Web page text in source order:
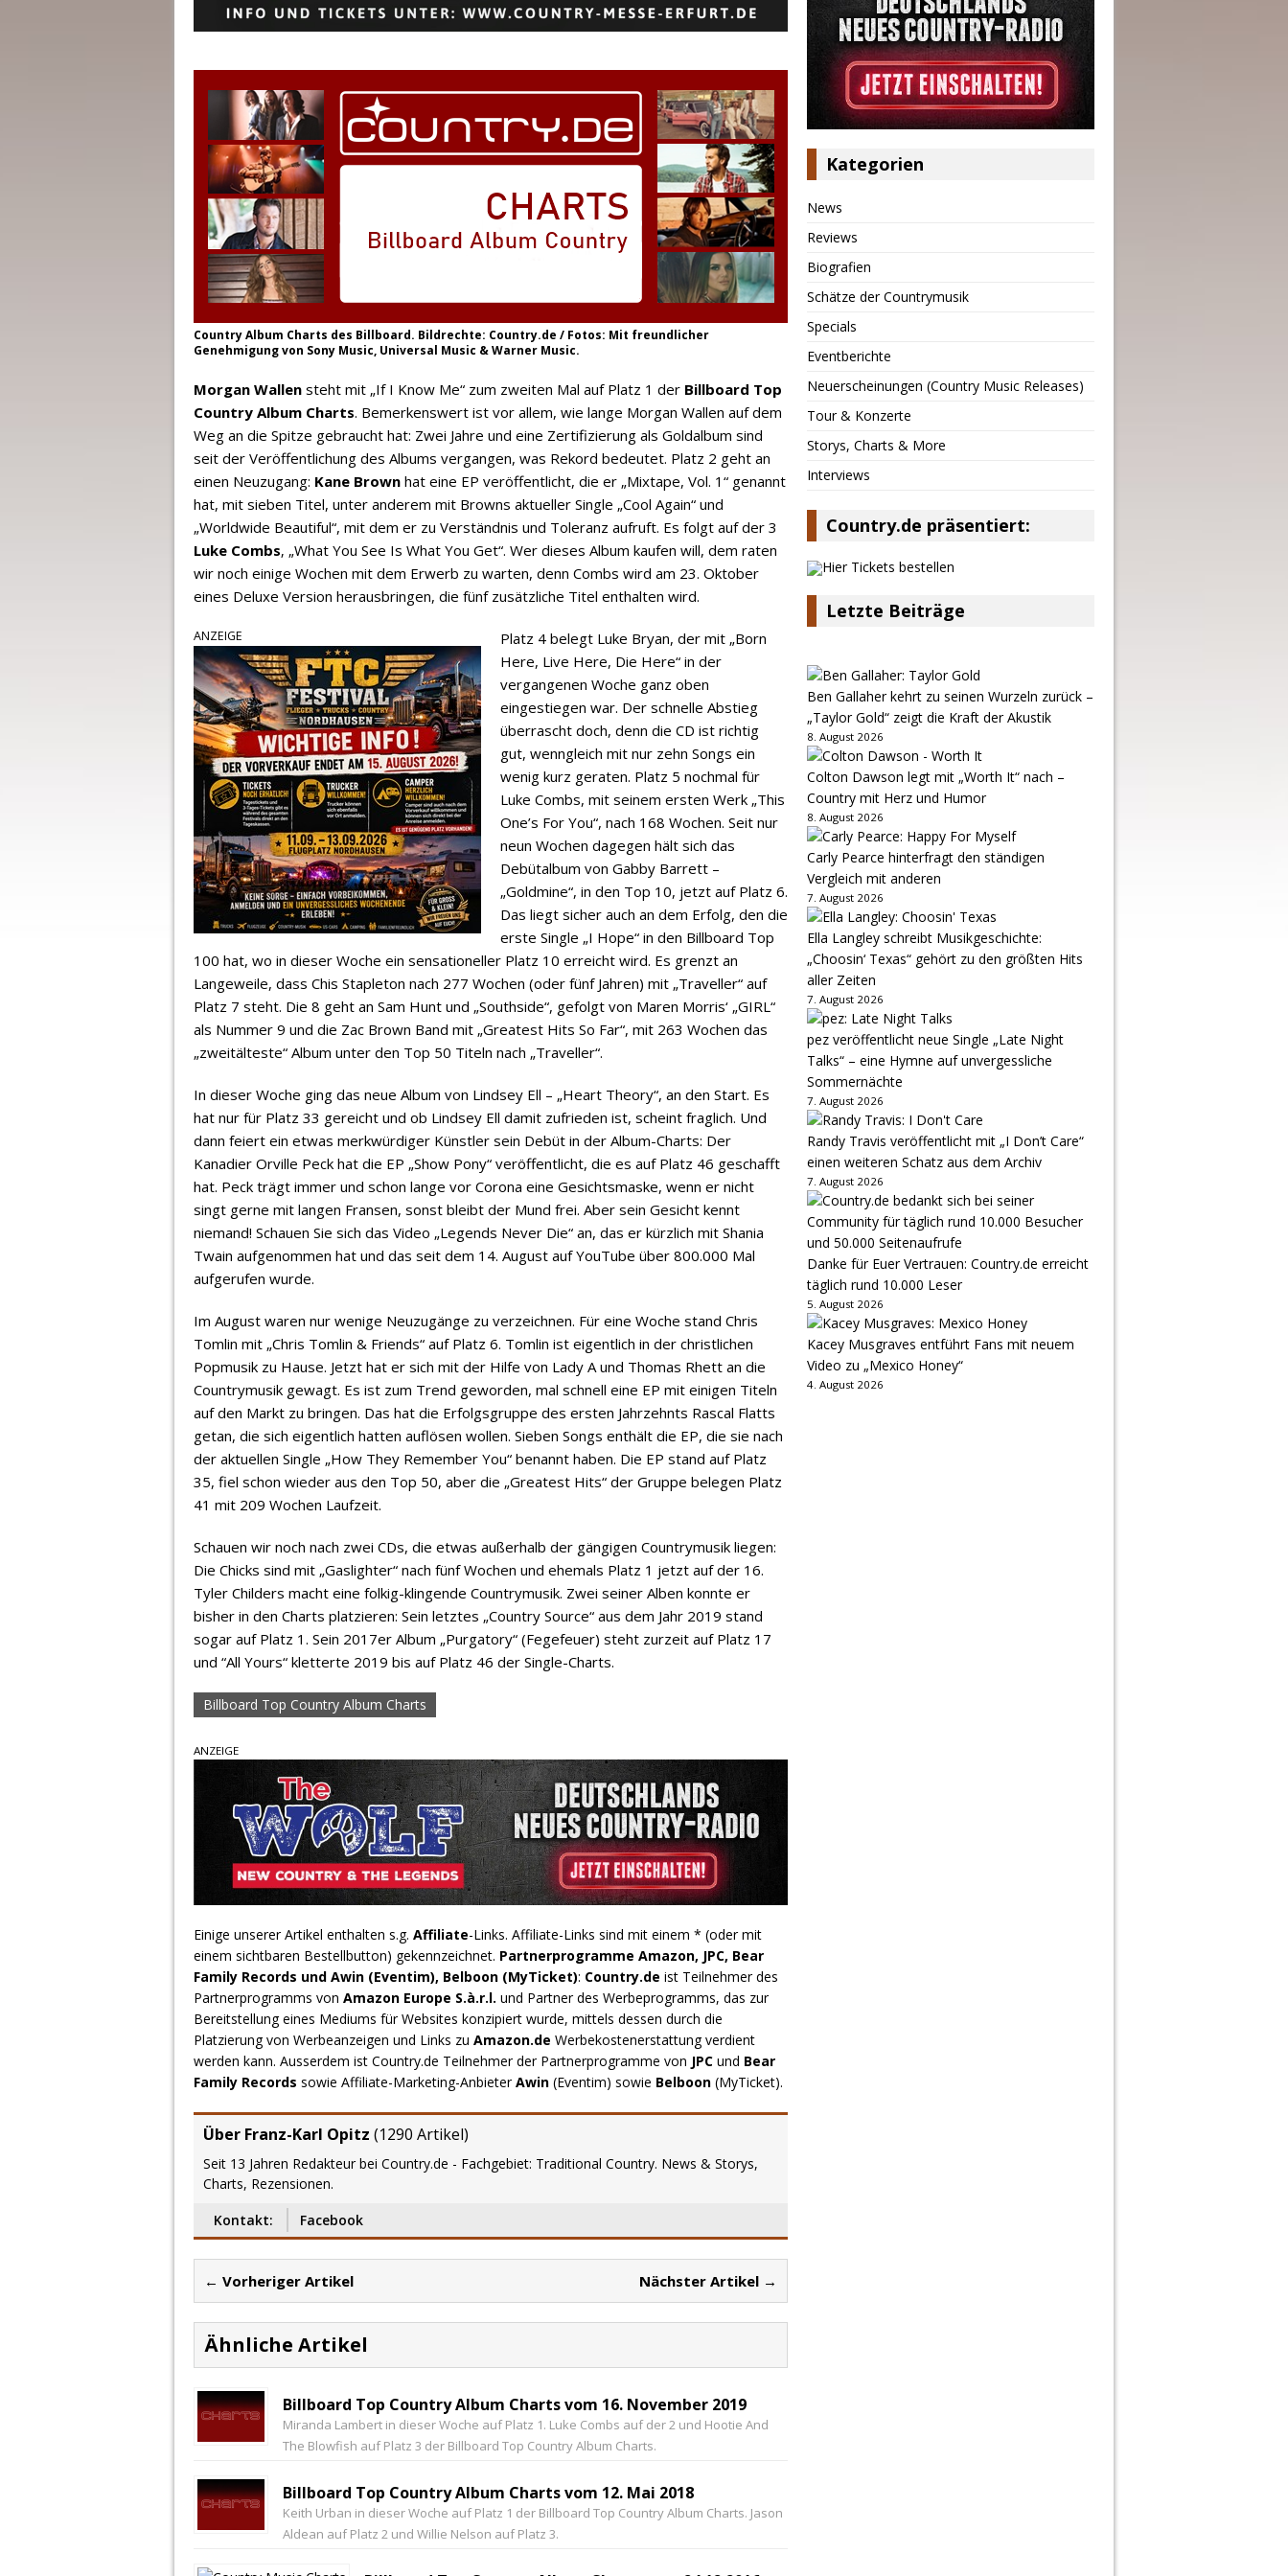
Country Album Charts des Billboard. Bildrechte: Country.de / Fotos: Mit freundlicher
Genehmigung von Sony Music, Universal Music & Warner Music.
Morgan Wallen steht mit „If I Know Me“ zum zweiten Mal auf Platz 1 der Billboard Top
Country Album Charts. Bemerkenswert ist vor allem, wie lange Morgan Wallen auf dem
Weg an die Spitze gebraucht hat: Zwei Jahre und eine Zertifizierung als Goldalbum sind
seit der Veröffentlichung des Albums vergangen, was Rekord bedeutet. Platz 2 geht an
einen Neuzugang: Kane Brown hat eine EP veröffentlicht, die er „Mixtape, Vol. 1“ genannt
hat, mit sieben Titel, unter anderem mit Browns aktueller Single „Cool Again“ und
„Worldwide Beautiful“, mit dem er zu Verständnis und Toleranz aufruft. Es folgt auf der 3
Luke Combs‚ „What You See Is What You Get“. Wer dieses Album kaufen will, dem raten
wir noch einige Wochen mit dem Erwerb zu warten, denn Combs wird am 23. Oktober
eines Deluxe Version herausbringen, die fünf zusätzliche Titel enthalten wird.
ANZEIGE
Platz 4 belegt Luke Bryan, der mit „Born
Here, Live Here, Die Here“ in der
vergangenen Woche ganz oben
eingestiegen war. Der schnelle Abstieg
überrascht doch, denn die CD ist richtig
gut, wenngleich mit nur zehn Songs ein
wenig kurz geraten. Platz 5 nochmal für
Luke Combs, mit seinem ersten Werk „This
One’s For You“, nach 168 Wochen. Seit nur
neun Wochen dagegen hält sich das
Debütalbum von Gabby Barrett –
„Goldmine“, in den Top 10, jetzt auf Platz 6.
Das liegt sicher auch an dem Erfolg, den die
erste Single „I Hope“ in den Billboard Top
100 hat, wo in dieser Woche ein sensationeller Platz 10 erreicht wird. Es grenzt an
Langeweile, dass Chis Stapleton nach 277 Wochen (oder fünf Jahren) mit „Traveller“ auf
Platz 7 steht. Die 8 geht an Sam Hunt und „Southside“, gefolgt von Maren Morris‘ „GIRL“
als Nummer 9 und die Zac Brown Band mit „Greatest Hits So Far“, mit 263 Wochen das
„zweitälteste“ Album unter den Top 50 Titeln nach „Traveller“.
In dieser Woche ging das neue Album von Lindsey Ell – „Heart Theory“, an den Start. Es
hat nur für Platz 33 gereicht und ob Lindsey Ell damit zufrieden ist, scheint fraglich. Und
dann feiert ein etwas merkwürdiger Künstler sein Debüt in der Album-Charts: Der
Kanadier Orville Peck hat die EP „Show Pony“ veröffentlicht, die es auf Platz 46 geschafft
hat. Peck trägt immer und schon lange vor Corona eine Gesichtsmaske, wenn er nicht
singt gerne mit langen Fransen, sonst bleibt der Mund frei. Aber sein Gesicht kennt
niemand! Schauen Sie sich das Video „Legends Never Die“ an, das er kürzlich mit Shania
Twain aufgenommen hat und das seit dem 14. August auf YouTube über 800.000 Mal
aufgerufen wurde.
Im August waren nur wenige Neuzugänge zu verzeichnen. Für eine Woche stand Chris
Tomlin mit „Chris Tomlin & Friends“ auf Platz 6. Tomlin ist eigentlich in der christlichen
Popmusik zu Hause. Jetzt hat er sich mit der Hilfe von Lady A und Thomas Rhett an die
Countrymusik gewagt. Es ist zum Trend geworden, mal schnell eine EP mit einigen Titeln
auf den Markt zu bringen. Das hat die Erfolgsgruppe des ersten Jahrzehnts Rascal Flatts
getan, die sich eigentlich hatten auflösen wollen. Sieben Songs enthält die EP, die sie nach
der aktuellen Single „How They Remember You“ benannt haben. Die EP stand auf Platz
35, fiel schon wieder aus den Top 50, aber die „Greatest Hits“ der Gruppe belegen Platz
41 mit 209 Wochen Laufzeit.
Schauen wir noch nach zwei CDs, die etwas außerhalb der gängigen Countrymusik liegen:
Die Chicks sind mit „Gaslighter“ nach fünf Wochen und ehemals Platz 1 jetzt auf der 16.
Tyler Childers macht eine folkig-klingende Countrymusik. Zwei seiner Alben konnte er
bisher in den Charts platzieren: Sein letztes „Country Source“ aus dem Jahr 2019 stand
sogar auf Platz 1. Sein 2017er Album „Purgatory“ (Fegefeuer) steht zurzeit auf Platz 17
und “All Yours“ kletterte 2019 bis auf Platz 46 der Single-Charts.
Billboard Top Country Album Charts
ANZEIGE
Einige unserer Artikel enthalten s.g. Affiliate-Links. Affiliate-Links sind mit einem * (oder mit
einem sichtbaren Bestellbutton) gekennzeichnet. Partnerprogramme Amazon, JPC, Bear
Family Records und Awin (Eventim), Belboon (MyTicket): Country.de ist Teilnehmer des
Partnerprogramms von Amazon Europe S.à.r.l. und Partner des Werbeprogramms, das zur
Bereitstellung eines Mediums für Websites konzipiert wurde, mittels dessen durch die
Platzierung von Werbeanzeigen und Links zu Amazon.de Werbekostenerstattung verdient
werden kann. Ausserdem ist Country.de Teilnehmer der Partnerprogramme von JPC und Bear
Family Records sowie Affiliate-Marketing-AnbieterAwin (Eventim) sowie Belboon (MyTicket).
Über Franz-Karl Opitz (1290 Artikel)
Seit 13 Jahren Redakteur bei Country.de - Fachgebiet: Traditional Country. News & Storys,
Charts, Rezensionen.
Kontakt:
Facebook
← Vorheriger Artikel Nächster Artikel →
Ähnliche Artikel
Billboard Top Country Album Charts vom 16. November 2019
Miranda Lambert in dieser Woche auf Platz 1. Luke Combs auf der 2 und Hootie And
The Blowfish auf Platz 3 der Billboard Top Country Album Charts.
Billboard Top Country Album Charts vom 12. Mai 2018
Keith Urban in dieser Woche auf Platz 1 der Billboard Top Country Album Charts. Jason
Aldean auf Platz 2 und Willie Nelson auf Platz 3.
Kategorien
News
Reviews
Biografien
Schätze der Countrymusik
Specials
Eventberichte
Neuerscheinungen (Country Music Releases)
Tour & Konzerte
Storys, Charts & More
Interviews
Country.de präsentiert:
Letzte Beiträge
Ben Gallaher kehrt zu seinen Wurzeln zurück –
„Taylor Gold“ zeigt die Kraft der Akustik
8. August 2026
Colton Dawson legt mit „Worth It“ nach –
Country mit Herz und Humor
8. August 2026
Carly Pearce hinterfragt den ständigen
Vergleich mit anderen
7. August 2026
Ella Langley schreibt Musikgeschichte:
„Choosin‘ Texas“ gehört zu den größten Hits
aller Zeiten
7. August 2026
pez veröffentlicht neue Single „Late Night
Talks“ – eine Hymne auf unvergessliche
Sommernächte
7. August 2026
Randy Travis veröffentlicht mit „I Don’t Care“
einen weiteren Schatz aus dem Archiv
7. August 2026
Danke für Euer Vertrauen: Country.de erreicht
täglich rund 10.000 Leser
5. August 2026
Kacey Musgraves entführt Fans mit neuem
Video zu „Mexico Honey“
4. August 2026